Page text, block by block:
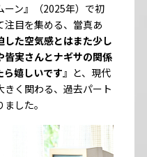
ーン』（2025年）で初
注目を集める、當真あ
した空気感とはまた少し
皆実さんとナギサの関係
ら嬉しいです 』と、現代
く関わる、過去パート
した。